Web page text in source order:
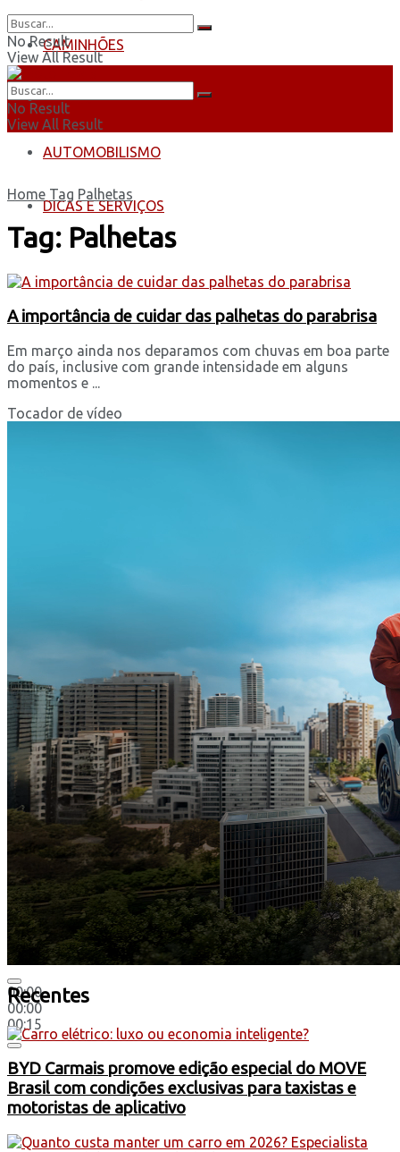
CAMINHÕES
ÔNIBUS
AUTOMOBILISMO
DICAS E SERVIÇOS
No Result
View All Result
No Result
View All Result
Home Tag Palhetas
Tag: Palhetas
A importância de cuidar das palhetas do parabrisa
Em março ainda nos deparamos com chuvas em boa parte
do país, inclusive com grande intensidade em alguns
momentos e ...
Tocador de vídeo
00:00
00:00
00:15
Recentes
BYD Carmais promove edição especial do MOVE
Brasil com condições exclusivas para taxistas e
motoristas de aplicativo